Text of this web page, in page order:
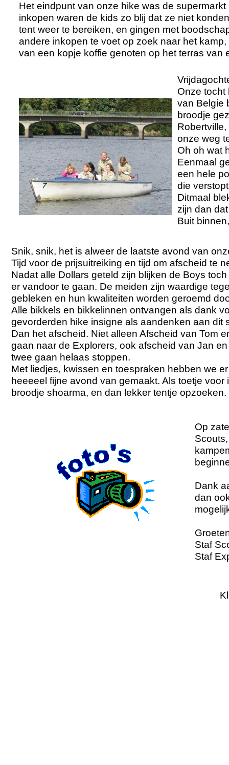
Het eindpunt van onze hike was de
inkopen waren de kids zo blij dat ze niet
tent weer te bereiken, en gingen met
andere inkopen te voet op zoek naar het
van een kopje koffie genoten op het terras van
Onze tocht
van Belgie
broodje
onze weg
Oh oh wat
Eenmaal
een hele
die
Ditmaal
zijn dan
Buit
Snik, snik, het is alweer de laatste avond van
Tijd voor de prijsuitreiking en tijd om afscheid te
Nadat alle Dollars geteld zijn blijken de Boys
er vandoor te gaan. De meiden zijn waardige
gebleken en hun kwaliteiten worden geroemd
Alle bikkels en bikkelinnen ontvangen als dank
gevorderden hike insigne als aandenken aan dit
Dan het afscheid. Niet alleen Afscheid van Tom
gaan naar de Explorers, ook afscheid van Jan
twee gaan helaas stoppen.
Met liedjes, kwissen en toespraken hebben we
heeeeel fijne avond van gemaakt. Als toetje voor
broodje shoarma, en dan lekker tentje opzoeken.
Op
Dank
dan
Staf
Staf